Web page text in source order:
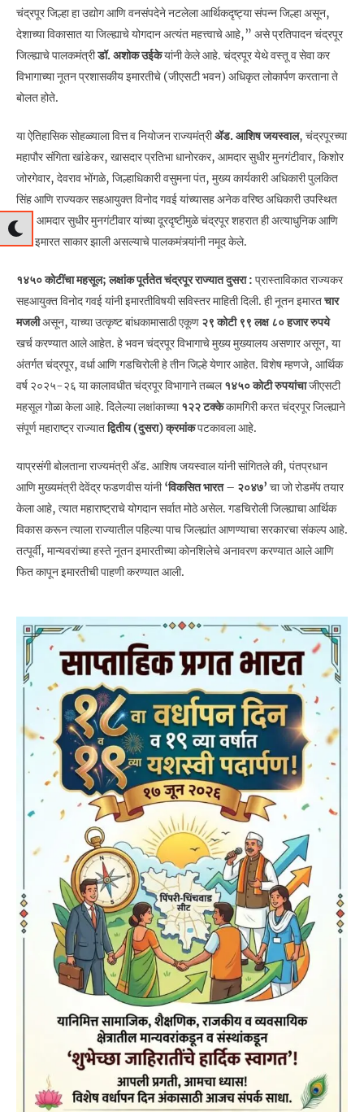
चंद्रपूर जिल्हा हा उद्योग आणि वनसंपदेने नटलेला आर्थिकदृष्ट्या संपन्न जिल्हा असून,
देशाच्या विकासात या जिल्ह्याचे योगदान अत्यंत महत्त्वाचे आहे,” असे प्रतिपादन चंद्रपूर
जिल्ह्याचे पालकमंत्रीडॉ. अशोक उईकेयांनी केले आहे. चंद्रपूर येथे वस्तू व सेवा कर
विभागाच्या नूतन प्रशासकीय इमारतीचे (जीएसटी भवन) अधिकृत लोकार्पण करताना ते
बोलत होते.
या ऐतिहासिक सोहळ्याला वित्त व नियोजन राज्यमंत्रीॲड. आशिष जयस्वाल, चंद्रपूरच्या
महापौर संगिता खांडेकर, खासदार प्रतिभा धानोरकर, आमदार सुधीर मुनगंटीवार, किशोर
जोरगेवार, देवराव भोंगळे, जिल्हाधिकारी वसुमना पंत, मुख्य कार्यकारी अधिकारी पुलकित
सिंह आणि राज्यकर सहआयुक्त विनोद गवई यांच्यासह अनेक वरिष्ठ अधिकारी उपस्थित
होते. आमदार सुधीर मुनगंटीवार यांच्या दूरदृष्टीमुळे चंद्रपूर शहरात ही अत्याधुनिक आणि
भव्य इमारत साकार झाली असल्याचे पालकमंत्र्यांनी नमूद केले.
१४५० कोटींचा महसूल; लक्षांक पूर्ततेत चंद्रपूर राज्यात दुसरा : प्रास्ताविकात राज्यकर
सहआयुक्त विनोद गवई यांनी इमारतीविषयी सविस्तर माहिती दिली. ही नूतन इमारतचार
मजलीअसून, याच्या उत्कृष्ट बांधकामासाठी एकूण २९ कोटी ९९ लक्ष ८० हजार रुपये
खर्च करण्यात आले आहेत. हे भवन चंद्रपूर विभागाचे मुख्य मुख्यालय असणार असून, या
अंतर्गत चंद्रपूर, वर्धा आणि गडचिरोली हे तीन जिल्हे येणार आहेत. विशेष म्हणजे, आर्थिक
वर्ष २०२५-२६ या कालावधीत चंद्रपूर विभागाने तब्बल१४५० कोटी रुपयांचाजीएसटी
महसूल गोळा केला आहे. दिलेल्या लक्षांकाच्या१२२ टक्केकामगिरी करत चंद्रपूर जिल्ह्याने
संपूर्ण महाराष्ट्र राज्यातद्वितीय (दुसरा) क्रमांकपटकावला आहे.
याप्रसंगी बोलताना राज्यमंत्री ॲड. आशिष जयस्वाल यांनी सांगितले की, पंतप्रधान
आणि मुख्यमंत्री देवेंद्र फडणवीस यांनी‘विकसित भारत – २०४७’ चा जो रोडमॅप तयार
केला आहे, त्यात महाराष्ट्राचे योगदान सर्वात मोठे असेल. गडचिरोली जिल्ह्याचा आर्थिक
विकास करून त्याला राज्यातील पहिल्या पाच जिल्ह्यांत आणण्याचा सरकारचा संकल्प आहे.
तत्पूर्वी, मान्यवरांच्या हस्ते नूतन इमारतीच्या कोनशिलेचे अनावरण करण्यात आले आणि
फित कापून इमारतीची पाहणी करण्यात आली.